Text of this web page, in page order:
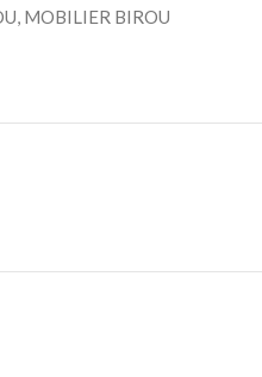
, MOBILIER BIROU